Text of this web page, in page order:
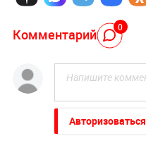
Комментарий 0
Авторизоваться